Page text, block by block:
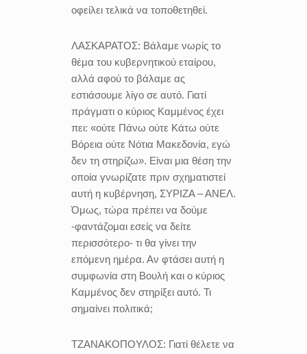
οφείλει τελικά να τοποθετηθεί.
ΛΑΣΚΑΡΑΤΟΣ: Βάλαμε νωρίς το
θέμα του κυβερνητικού εταίρου,
αλλά αφού το βάλαμε ας
εστιάσουμε λίγο σε αυτό. Γιατί
πράγματι ο κύριος Καμμένος έχει
πει: «ούτε Πάνω ούτε Κάτω ούτε
Βόρεια ούτε Νότια Μακεδονία, εγώ
δεν τη στηρίζω». Είναι μια θέση την
οποία γνωρίζατε πριν σχηματιστεί
αυτή η κυβέρνηση, ΣΥΡΙΖΑ – ΑΝΕΛ.
Όμως, τώρα πρέπει να δούμε
-φαντάζομαι εσείς να δείτε
περισσότερο- τι θα γίνει την
επόμενη ημέρα. Αν φτάσει αυτή η
συμφωνία στη Βουλή και ο κύριος
Καμμένος δεν στηρίξει αυτό. Τι
σημαίνει πολιτικά;
ΤΖΑΝΑΚΟΠΟΥΛΟΣ: Γιατί θέλετε να